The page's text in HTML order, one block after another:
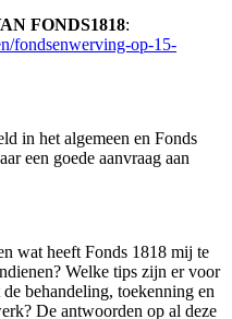
FONDS1818:
fondsenwerving-op-15-
in het algemeen en Fonds
een goede aanvraag aan
wat heeft Fonds 1818 mij te
Welke tips zijn er voor
behandeling, toekenning en
De antwoorden op al deze